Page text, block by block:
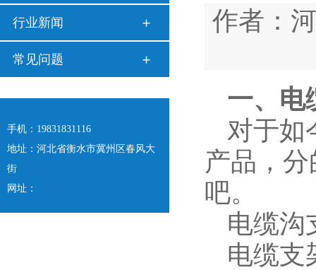
行业新闻
常见问题
手机：19831831116
地址：河北省衡水市冀州区春风大
街
网址：
作者：
一、电
对于如
产品，
吧。
电缆沟
电缆支